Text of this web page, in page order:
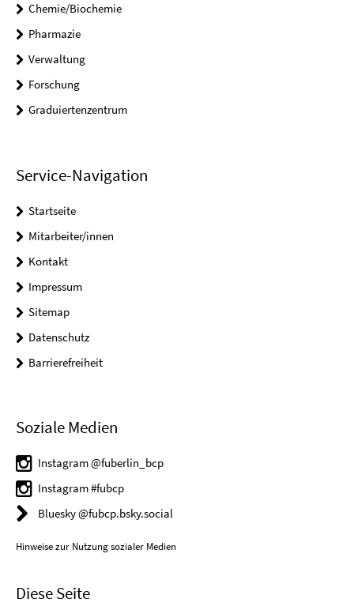
Chemie/Biochemie
Pharmazie
Verwaltung
Forschung
Graduiertenzentrum
Service-Navigation
Startseite
Mitarbeiter/innen
Kontakt
Impressum
Sitemap
Datenschutz
Barrierefreiheit
Soziale Medien
Instagram @fuberlin_bcp
Instagram #fubcp
Bluesky @fubcp.bsky.social
Hinweise zur Nutzung sozialer Medien
Diese Seite